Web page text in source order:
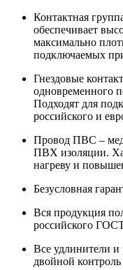
Контактная
обеспечивает
максимально
подключаемых
Гнездовые
одновременного
Подходят для
российского и
Провод ПВС –
ПВХ изоляции.
нагреву и
Безусловная
Вся продукция
российского
Все удлинители
двойной контроль